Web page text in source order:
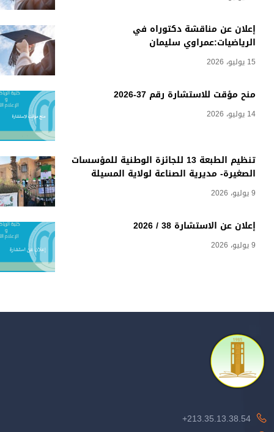
إعلان عن مناقشة دكتوراه في
الرياضيات:عمراوي سليمان
15 يوليو، 2026
منح مؤقت للاستشارة رقم 37-2026
14 يوليو، 2026
تنظيم الطبعة 13 للجائزة الوطنية للمؤسسات
الصغيرة- مديرية الصناعة لولاية المسيلة
9 يوليو، 2026
إعلان عن الاستشارة 38 / 2026
9 يوليو، 2026
213.35.13.38.54+